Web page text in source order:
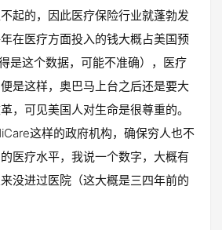
起的，因此医疗保险行业就蓬勃发
在医疗方面投入的钱大概占美国预
是这个数据，可能不准确），医疗
是这样，奥巴马上台之后还是要大
，可见美国人对生命是很尊重的。
这样的政府机构，确保穷人也不
医疗水平，我说一个数字，大概有
没进过医院（这大概是三四年前的